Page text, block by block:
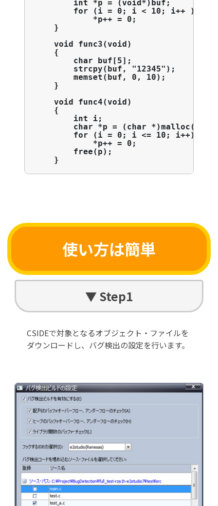
        int *p = (void*)buf;
        for (i = 0; i < 10; i++ )
*p++ = 0;              //
    }
    void func3(void)
    {
        char buf[5];
strcpy(buf, "12345");      //
memset(buf, 0, 10);        // 6
    }
    void func4(void)
    {
        int i;
        char *p = (char *)malloc(10);
        for (i = 0; i <= 10; i++)
*p++ = 0;              //
free(p);                   //
使い方は簡単
▼ Step1
CSIDEで対象となるオブジェクト・ファイルを
ダウンロードし、バグ検出の設定を行います。